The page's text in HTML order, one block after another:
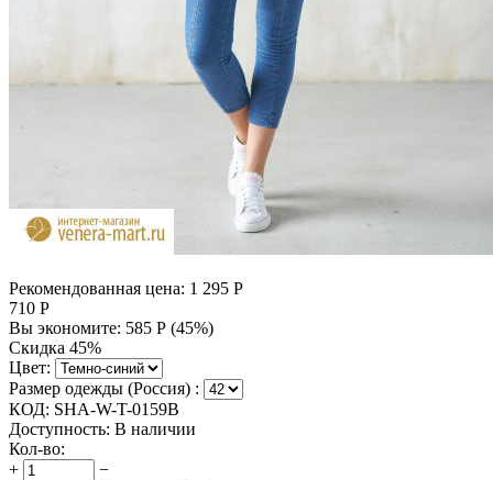
Рекомендованная цена: 1 295 Р
710 Р
Вы экономите: 585 Р (45%)
Скидка 45%
Цвет:
Размер одежды (Россия) :
КОД: SHA-W-T-0159B
Доступность: В наличии
Кол-во:
+
−